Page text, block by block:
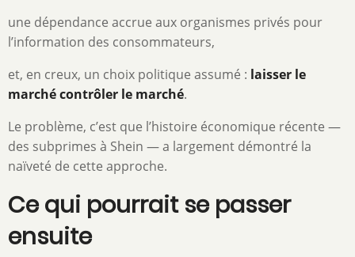
une dépendance accrue aux organismes privés pour
l’information des consommateurs,
et, en creux, un choix politique assumé : laisser le
marché contrôler le marché.
Le problème, c’est que l’histoire économique récente —
des subprimes à Shein — a largement démontré la
naïveté de cette approche.
Ce qui pourrait se passer
ensuite